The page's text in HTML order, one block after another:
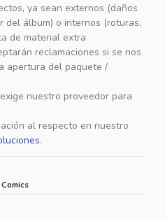
ya sean externos (daños
del álbum) o internos (roturas,
de material extra
reclamaciones si se nos
apertura del paquete /
nuestro proveedor para
al respecto en nuestro
.